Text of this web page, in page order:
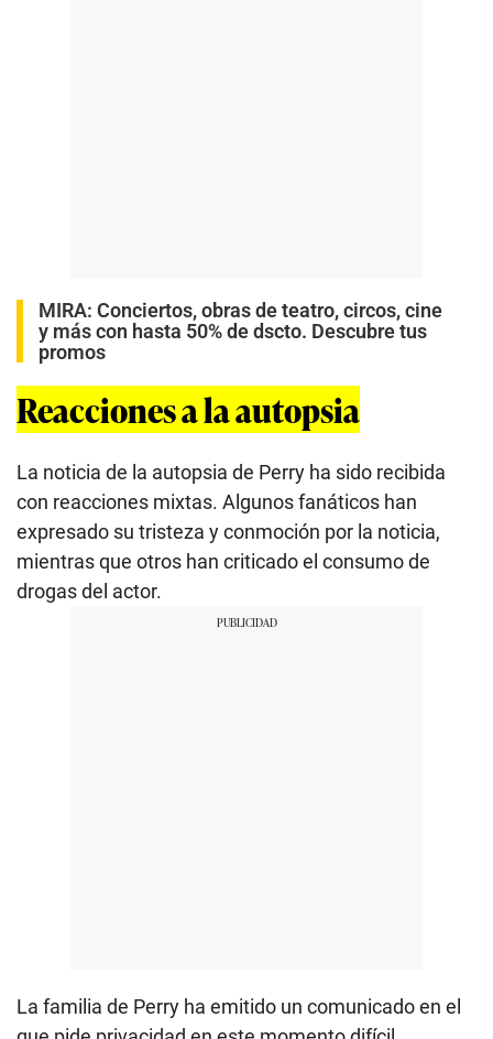
MIRA: Conciertos, obras de teatro, circos, cine
y más con hasta 50% de dscto. Descubre tus
promos
Reacciones a la autopsia
La noticia de la autopsia de Perry ha sido recibida
con reacciones mixtas. Algunos fanáticos han
expresado su tristeza y conmoción por la noticia,
mientras que otros han criticado el consumo de
drogas del actor.
La familia de Perry ha emitido un comunicado en el